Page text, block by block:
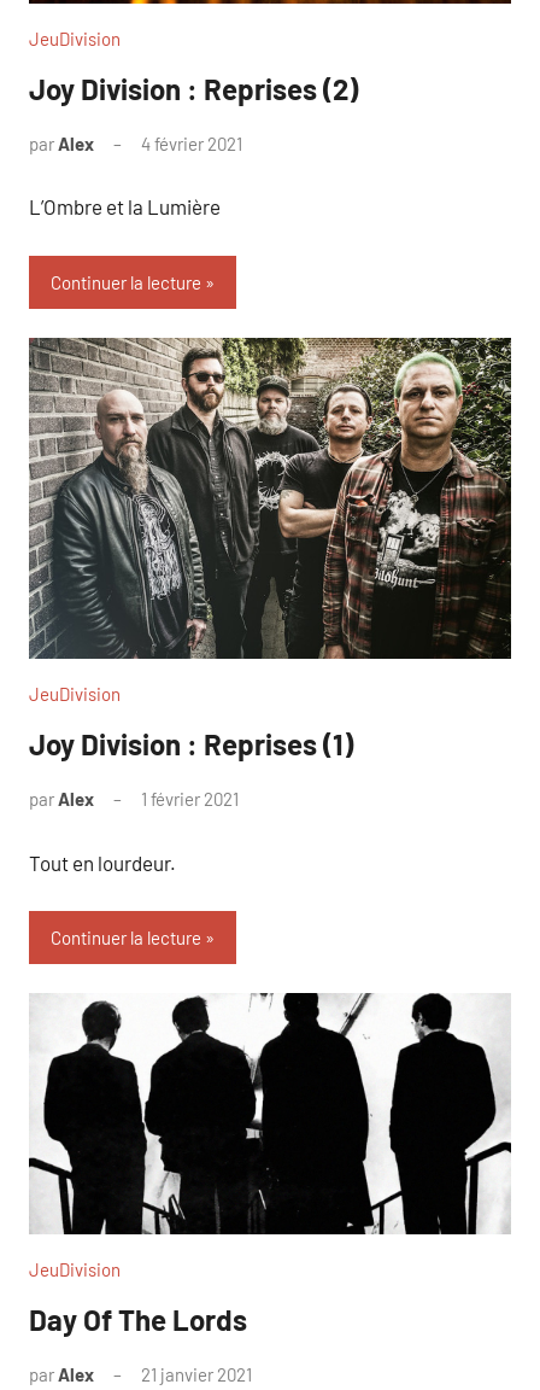
JeuDivision
Joy Division : Reprises (2)
parAlex 4 février 2021
L’Ombre et la Lumière
Continuer la lecture
JeuDivision
Joy Division : Reprises (1)
parAlex 1 février 2021
Tout en lourdeur.
Continuer la lecture
JeuDivision
Day Of The Lords
parAlex 21 janvier 2021